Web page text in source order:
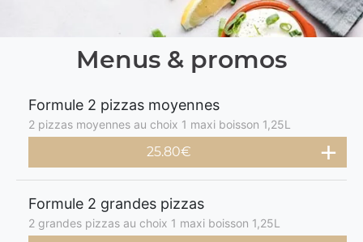
Menus & promos
Formule 2 pizzas moyennes
2 pizzas moyennes au choix 1 maxi boisson 1,25L
25.80€
Formule 2 grandes pizzas
2 grandes pizzas au choix 1 maxi boisson 1,25L